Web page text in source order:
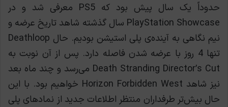
حدوداً یک سال پیش بود که PS5 معرفی شد و در
PlayStation Showcase سال گذشته شاهد تاریخ عرضه و
نیم نگاهی به آینده‌ی پلی استیشن بودیم. حال Deathloop
تنها 4 روز با عرضه شدن فاصله دارد. پس از آن نوبت به
Death Stranding Director’s Cut می‌رسد و چند ماه بعد
نیز شاهد Horizon Forbidden West خواهیم بود. با این
حال بیش‌تر طرفداران منتظر اطلاعات جدید از نمادهای پلی